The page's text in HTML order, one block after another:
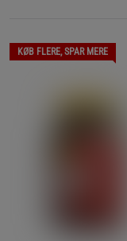
KØB FLERE, SPAR MERE